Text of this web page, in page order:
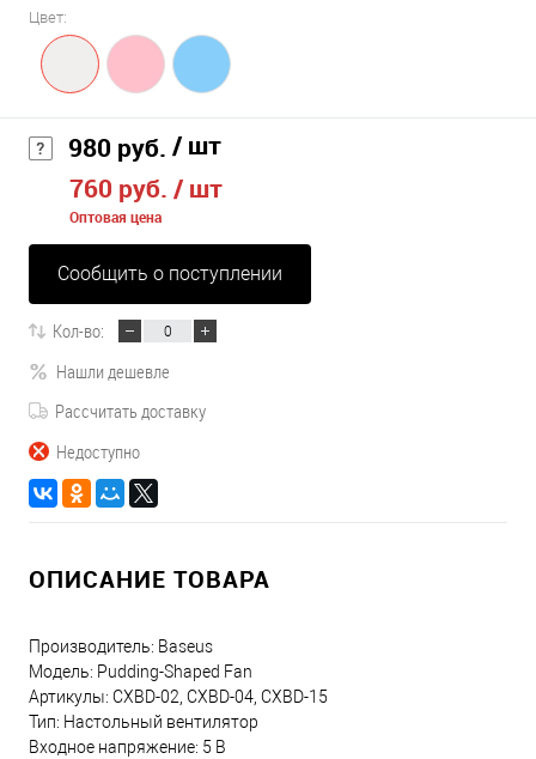
Цвет:
980 руб. / шт
760 руб. / шт
Оптовая цена
Сообщить о поступлении
Кол-во:
Нашли дешевле
Рассчитать доставку
Недоступно
ОПИСАНИЕ ТОВАРА
Производитель: Baseus
Модель: Pudding-Shaped Fan
Артикулы: CXBD-02, CXBD-04, CXBD-15
Тип: Настольный вентилятор
Входное напряжение: 5 В